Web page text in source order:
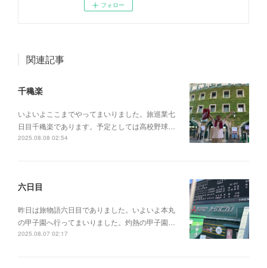
フォロー
関連記事
千穐楽
いよいよここまでやってまいりました。旅巡業七
日目千穐楽であります。予定としては高校野球…
2025.08.08 02:54
六日目
昨日は旅物語六日目でありました。いよいよ本丸
の甲子園へ行ってまいりました。灼熱の甲子園…
2025.08.07 02:17